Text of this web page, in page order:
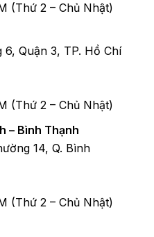
(Thứ 2 – Chủ Nhật)
Quận 3, TP. Hồ Chí
(Thứ 2 – Chủ Nhật)
– Bình Thạnh
14, Q. Bình
(Thứ 2 – Chủ Nhật)